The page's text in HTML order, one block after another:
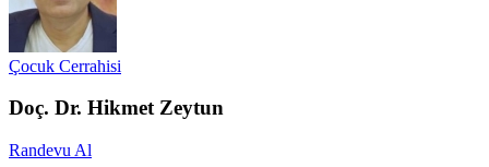
Çocuk Cerrahisi
Doç. Dr. Hikmet Zeytun
Randevu Al